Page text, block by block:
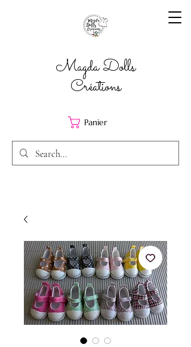
Magda Dolls
Créations
Panier